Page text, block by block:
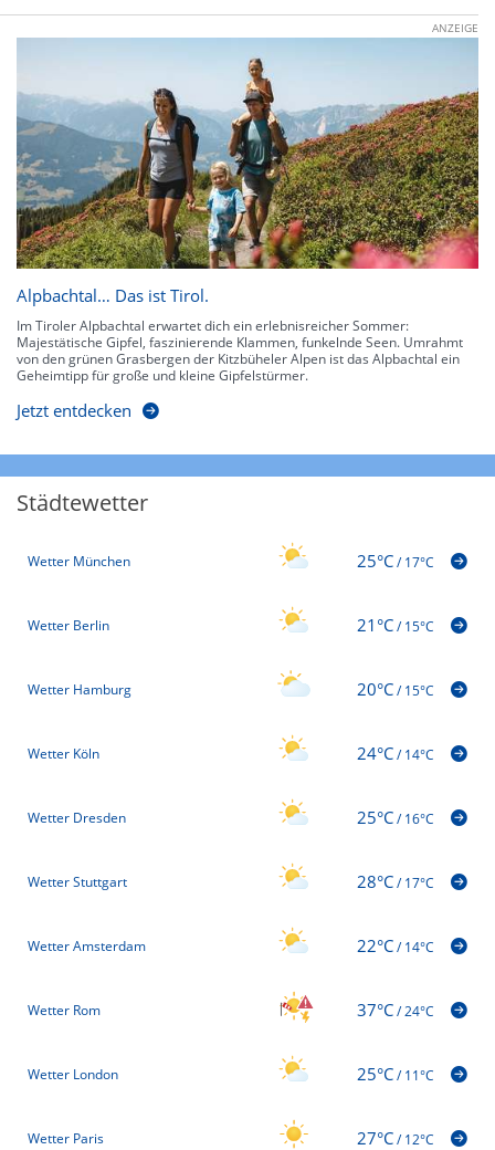
ANZEIGE
Alpbachtal… Das ist Tirol.
Im Tiroler Alpbachtal erwartet dich ein erlebnisreicher Sommer:
Majestätische Gipfel, faszinierende Klammen, funkelnde Seen. Umrahmt
von den grünen Grasbergen der Kitzbüheler Alpen ist das Alpbachtal ein
Geheimtipp für große und kleine Gipfelstürmer.
Jetzt entdecken
Städtewetter
Wetter München 25°C/17°C
Wetter Berlin 21°C/15°C
Wetter Hamburg 20°C/15°C
Wetter Köln 24°C/14°C
Wetter Dresden 25°C/16°C
Wetter Stuttgart 28°C/17°C
Wetter Amsterdam 22°C/14°C
Wetter Rom 37°C/24°C
Wetter London 25°C/11°C
Wetter Paris 27°C/12°C